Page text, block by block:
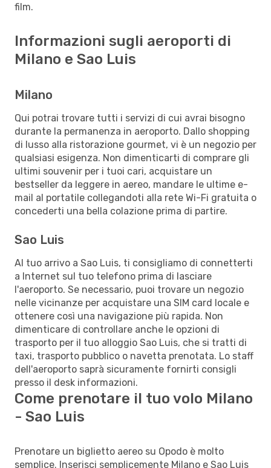
film.
Informazioni sugli aeroporti di
Milano e Sao Luis
Milano
Qui potrai trovare tutti i servizi di cui avrai bisogno
durante la permanenza in aeroporto. Dallo shopping
di lusso alla ristorazione gourmet, vi è un negozio per
qualsiasi esigenza. Non dimenticarti di comprare gli
ultimi souvenir per i tuoi cari, acquistare un
bestseller da leggere in aereo, mandare le ultime e-
mail al portatile collegandoti alla rete Wi-Fi gratuita o
concederti una bella colazione prima di partire.
Sao Luis
Al tuo arrivo a Sao Luis, ti consigliamo di connetterti
a Internet sul tuo telefono prima di lasciare
l'aeroporto. Se necessario, puoi trovare un negozio
nelle vicinanze per acquistare una SIM card locale e
ottenere così una navigazione più rapida. Non
dimenticare di controllare anche le opzioni di
trasporto per il tuo alloggio Sao Luis, che si tratti di
taxi, trasporto pubblico o navetta prenotata. Lo staff
dell'aeroporto saprà sicuramente fornirti consigli
presso il desk informazioni.
Come prenotare il tuo volo Milano
- Sao Luis
Prenotare un biglietto aereo su Opodo è molto
semplice. Inserisci semplicemente Milano e Sao Luis